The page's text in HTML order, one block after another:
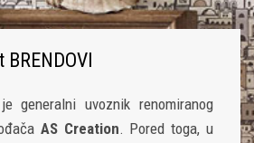
BRENDOVI
generalni uvoznik renomiranog
AS Creation. Pored toga, u